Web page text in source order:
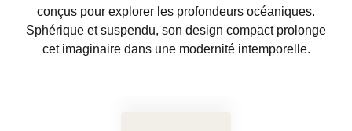
conçus pour explorer les profondeurs océaniques.
Sphérique et suspendu, son design compact prolonge
cet imaginaire dans une modernité intemporelle.